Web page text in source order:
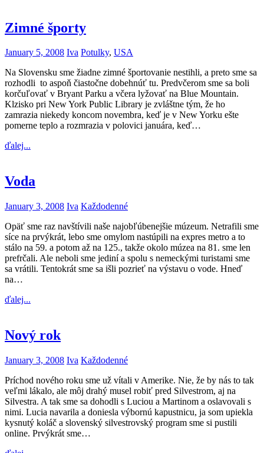
Zimné športy
January 5, 2008 Iva Potulky, USA
Na Slovensku sme žiadne zimné športovanie nestihli, a preto sme sa
rozhodli to aspoň čiastočne dobehnúť tu. Predvčerom sme sa boli
korčuľovať v Bryant Parku a včera lyžovať na Blue Mountain.
Klzisko pri New York Public Library je zvláštne tým, že ho
zamrazia niekedy koncom novembra, keď je v New Yorku ešte
pomerne teplo a rozmrazia v polovici januára, keď…
ďalej...
Voda
January 3, 2008 Iva Každodenné
Opäť sme raz navštívili naše najobľúbenejšie múzeum. Netrafili sme
síce na prvýkrát, lebo sme omylom nastúpili na expres metro a to
stálo na 59. a potom až na 125., takže okolo múzea na 81. sme len
prefrčali. Ale neboli sme jediní a spolu s nemeckými turistami sme
sa vrátili. Tentokrát sme sa išli pozrieť na výstavu o vode. Hneď
na…
ďalej...
Nový rok
January 3, 2008 Iva Každodenné
Príchod nového roku sme už vítali v Amerike. Nie, že by nás to tak
veľmi lákalo, ale môj drahý musel robiť pred Silvestrom, aj na
Silvestra. A tak sme sa dohodli s Luciou a Martinom a oslavovali s
nimi. Lucia navarila a doniesla výbornú kapustnicu, ja som upiekla
kysnutý koláč a slovenský silvestrovský program sme si pustili
online. Prvýkrát sme…